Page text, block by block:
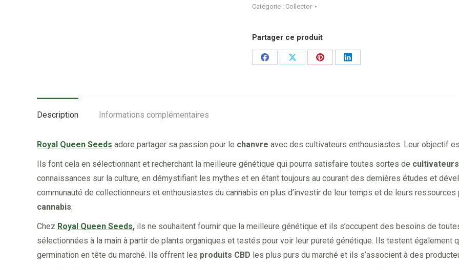
Catégorie : Collector
Partager ce produit
Share
Share
Share
Share
Description Informations complémentaires
Royal Queen Seeds adore partager sa passion pour le chanvre avec des cultivateurs enthousiastes. Leur objectif
Ils font cela en sélectionnant et recherchant la meilleure génétique qui pourra satisfaire toutes sortes de
connaissances sur la culture, en démystifiant les mythes et en étant toujours au courant des dernières études et
communauté de collectionneurs et enthousiastes du cannabis en plus d’investir de leur temps et de leurs
cannabis.
Chez Royal Queen Seeds, ils ne souhaitent fournir que la meilleure génétique et ils s’occupent des besoins de
sélectionnées à la main à partir de plants organiques et testés pour voir leur pureté génétique. Ils testent également
germination en tête du marché. Ils offrent les produits CBD les plus purs du marché et ils s’associent à des